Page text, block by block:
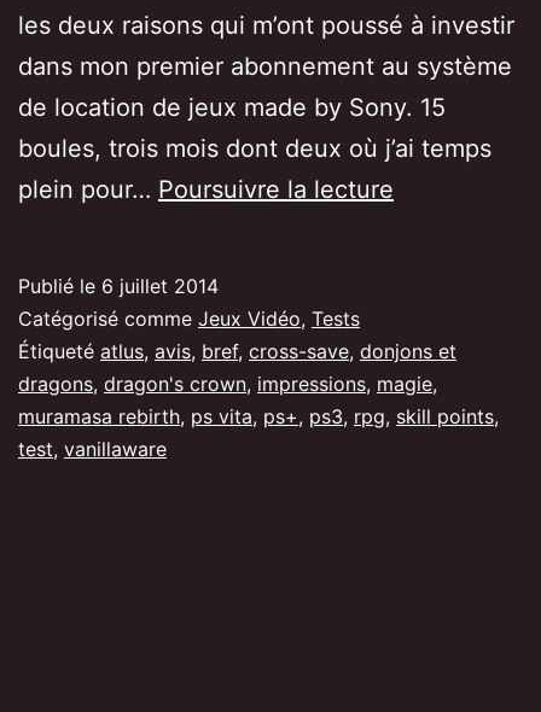
les deux raisons qui m’ont poussé à investir
dans mon premier abonnement au système
de location de jeux made by Sony. 15
boules, trois mois dont deux où j’ai temps
plein pour… Poursuivre la lecture
périple
enchanteur
Publié le 6 juillet 2014
Catégorisé comme Jeux Vidéo, Tests
Étiqueté atlus, avis, bref, cross-save, donjons et
dragons, dragon's crown, impressions, magie,
muramasa rebirth, ps vita, ps+, ps3, rpg, skill points,
test, vanillaware